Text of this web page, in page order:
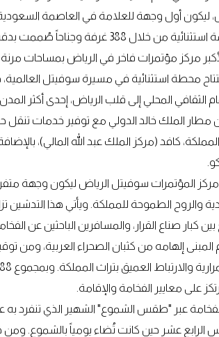
ليكون أول وجهة للعلامة في العاصمة
يقدم تجربة إقامة استثنائية من
مركز مؤتمرات فاخر في الرياض بمساحات مرنة تمتد
محطة استثنائية في مسيرة سوفيتل العالمية،
الملك خالد الدولي مع توفير خدمات تنقل
كافد (مركز الملك عبد الله المالي)،
المؤتمرات سوفيتل الرياض ليكون وجهة متفردة
والروح الطموحة للمملكة. ويأتي هذا
بين كبار صناع القرار، والمسافرين الباحثين عن
إلهامه من كثبان الصحراء العربية، ومن
على معايير الفخامة والإقامة.
عبر "طقس الشموع" الشهير الذي تنفرد
الرابع عشر حين كانت تُضاء يومياً بالشموع.